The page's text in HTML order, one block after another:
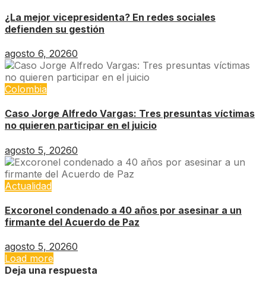
¿La mejor vicepresidenta? En redes sociales
defienden su gestión
agosto 6, 20260
Colombia
Caso Jorge Alfredo Vargas: Tres presuntas víctimas
no quieren participar en el juicio
agosto 5, 20260
Actualidad
Excoronel condenado a 40 años por asesinar a un
firmante del Acuerdo de Paz
agosto 5, 20260
Load more
Deja una respuesta